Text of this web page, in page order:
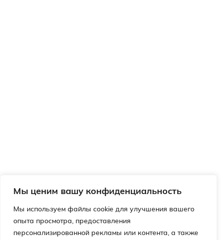
Мы ценим вашу конфиденциальность
Мы используем файлы cookie для улучшения вашего
опыта просмотра, предоставления
персонализированной рекламы или контента, а также